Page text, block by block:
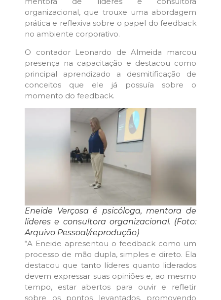
organizacional, que trouxe uma abordagem
prática e reflexiva sobre o papel do feedback
no ambiente corporativo.
O contador Leonardo de Almeida marcou
presença na capacitação e destacou como
principal aprendizado a desmitificação de
conceitos que ele já possuía sobre o
momento do feedback.
Eneide Verçosa é psicóloga, mentora de
líderes e consultora organizacional. (Foto:
Arquivo Pessoal/reprodução)
“A Eneide apresentou o feedback como um
processo de mão dupla, simples e direto. Ela
destacou que tanto líderes quanto liderados
devem expressar suas opiniões e, ao mesmo
tempo, estar abertos para ouvir e refletir
sobre os pontos levantados, promovendo